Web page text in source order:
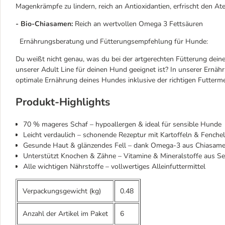
Magenkrämpfe zu lindern, reich an Antioxidantien, erfrischt den
- Bio-Chiasamen: Reich an wertvollen Omega 3 Fettsäuren
Ernährungsberatung und Fütterungsempfehlung für Hunde:
Du weißt nicht genau, was du bei der artgerechten Fütterung
unserer Adult Line für deinen Hund geeignet ist? In unserer
optimale Ernährung deines Hundes inklusive der richtigen
Produkt-Highlights
70 % mageres Schaf – hypoallergen & ideal für sensible Hunde
Leicht verdaulich – schonende Rezeptur mit Kartoffeln & Fenchel
Gesunde Haut & glänzendes Fell – dank Omega-3 aus
Unterstützt Knochen & Zähne – Vitamine & Mineralstoffe aus
Alle wichtigen Nährstoffe – vollwertiges Alleinfuttermittel
Verpackungsgewicht (kg) 0.48
Anzahl der Artikel im Paket 6